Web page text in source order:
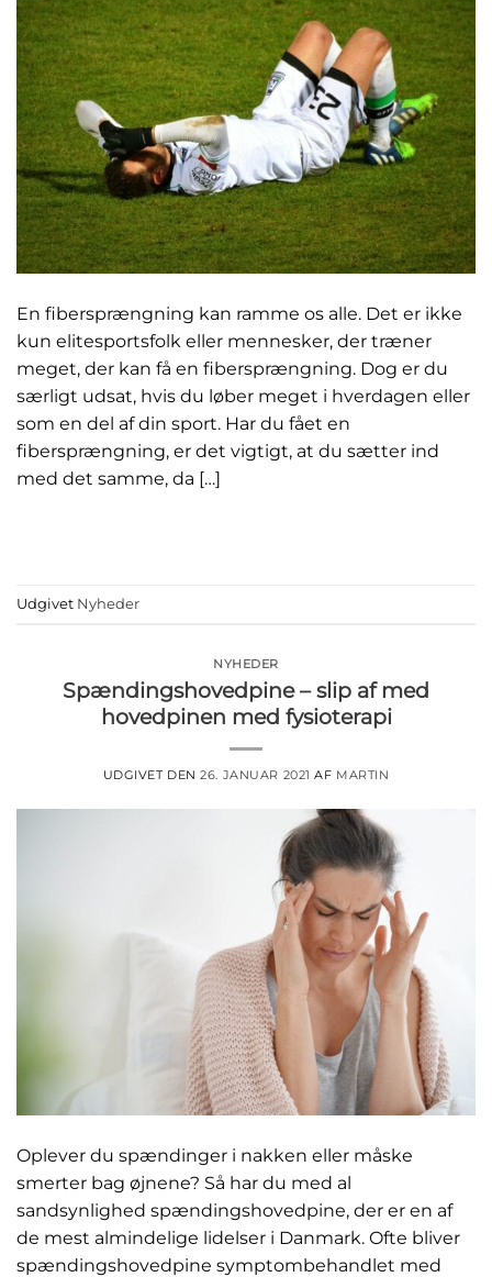
En fibersprængning kan ramme os alle. Det er ikke
kun elitesportsfolk eller mennesker, der træner
meget, der kan få en fibersprængning. Dog er du
særligt udsat, hvis du løber meget i hverdagen eller
som en del af din sport. Har du fået en
fibersprængning, er det vigtigt, at du sætter ind
med det samme, da […]
Udgivet Nyheder
NYHEDER
Spændingshovedpine – slip af med
hovedpinen med fysioterapi
UDGIVET DEN26. JANUAR 2021 AF MARTIN
Oplever du spændinger i nakken eller måske
smerter bag øjnene? Så har du med al
sandsynlighed spændingshovedpine, der er en af
de mest almindelige lidelser i Danmark. Ofte bliver
spændingshovedpine symptombehandlet med